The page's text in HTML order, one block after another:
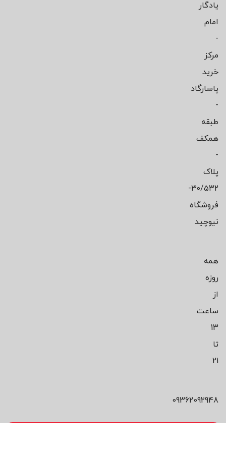
یادگار
امام
-
مرکز
خرید
پاسارگاد
-
طبقه
همکف
-
پلاک
۳۰/۵۳۲-
فروشگاه
نیوچید
همه
روزه
از
ساعت
13
تا
21
09362092948